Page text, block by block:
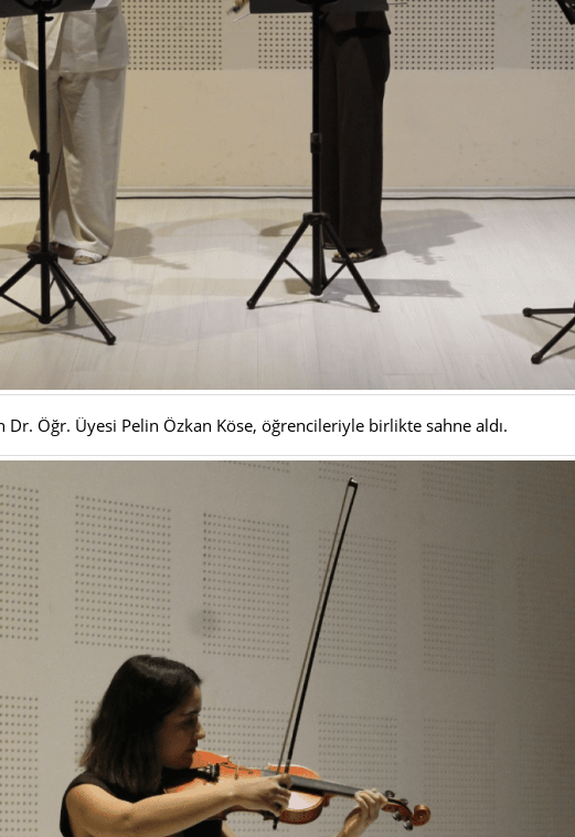
Öğr. Üyesi Pelin Özkan Köse, öğrencileriyle birlikte sahne aldı.